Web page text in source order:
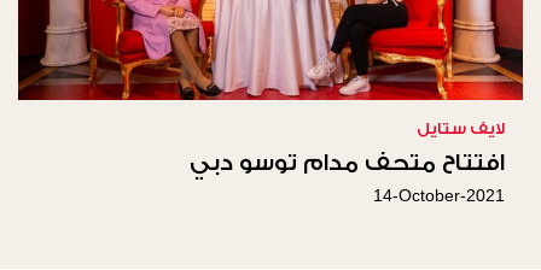
لايف ستايل
افتتاح متحف مدام توسو دبي
14-October-2021